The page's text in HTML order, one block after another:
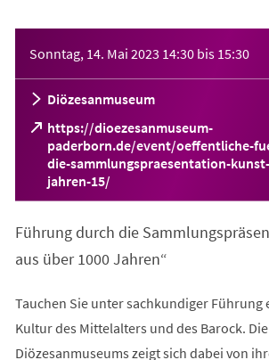
Sonntag, 14. Mai 2023 14:30 bis 15:30
Diözesanmuseum
https://dioezesanmuseum-
paderborn.de/event/oeffentliche-
die-sammlungspraesentation-
jahren-15/
(Öffnet
in
neuen
Tab)
Führung durch die
aus über 1000 Jahren“
Tauchen Sie unter sachkundiger Führung
Kultur des Mittelalters und des Barock.
Diözesanmuseums zeigt sich dabei von